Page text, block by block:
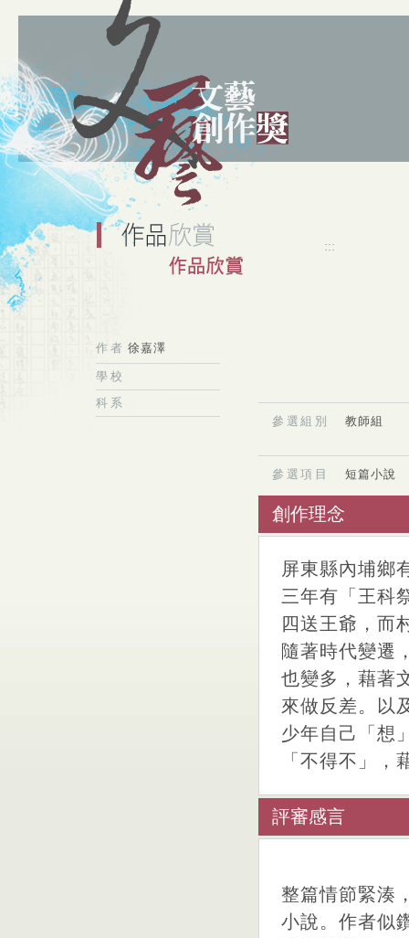
:::
作者 徐嘉澤
學校
科系
參選組別
教師組
參選項目 短篇小說
創作理念
屏東縣內埔鄉
三年有「王科
四送王爺，而
隨著時代變遷
也變多，藉著
來做反差。以
少年自己「想
「不得不」
評審感言
整篇情節緊湊
小說。作者似